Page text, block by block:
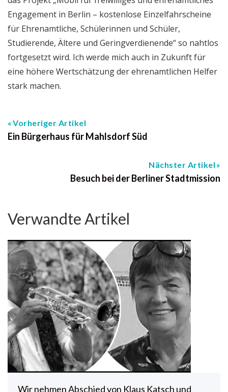
Engagement in Berlin – kostenlose Einzelfahrscheine
für Ehrenamtliche, Schülerinnen und Schüler,
Studierende, Ältere und Geringverdienende“ so nahtlos
fortgesetzt wird. Ich werde mich auch in Zukunft für
eine höhere Wertschätzung der ehrenamtlichen Helfer
stark machen.
Vorheriger Artikel
Ein Bürgerhaus für Mahlsdorf Süd
Nächster Artikel
Besuch bei der Berliner Stadtmission
Verwandte Artikel
Wir nehmen Abschied von Klaus Katsch und